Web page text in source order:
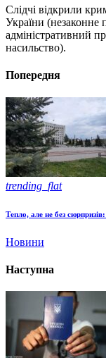
Слідчі відкрили
України (незаконне
адміністративний
насильство).
Попередня
trending_flat
Тепло, але не без
Новини
Наступна